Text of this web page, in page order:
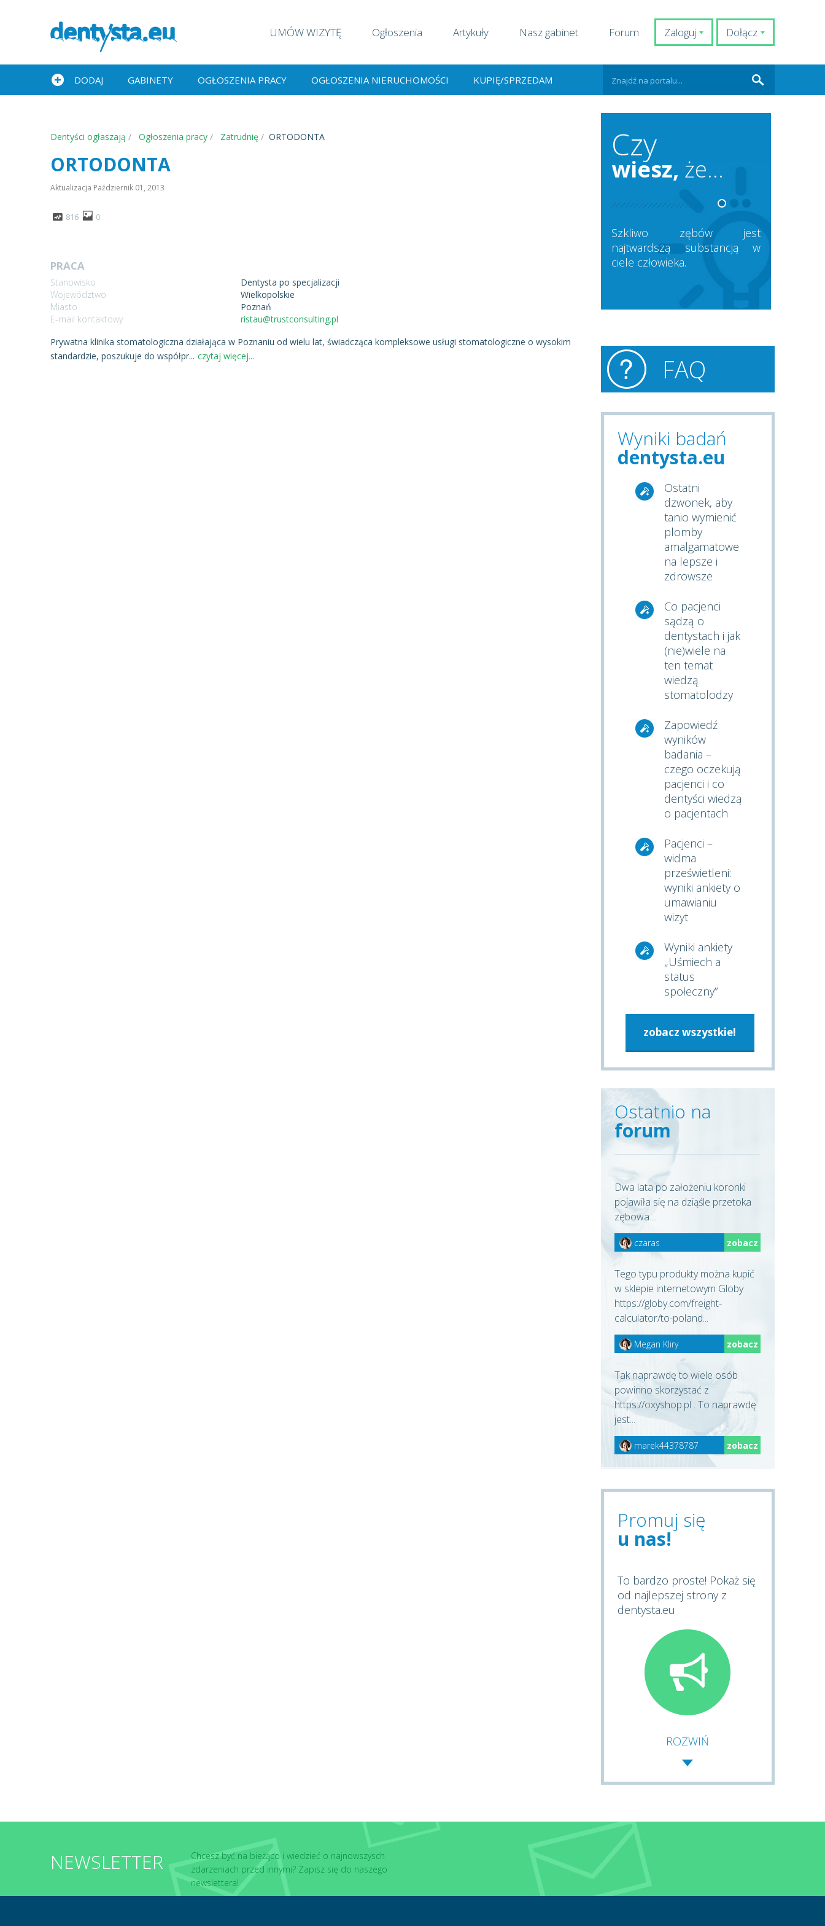
Dołącz
Zaloguj
UMÓW WIZYTĘ Ogłoszenia Artykuły Nasz gabinet Forum
DODAJ GABINETY OGŁOSZENIA PRACY OGŁOSZENIA NIERUCHOMOŚCI KUPIĘ/SPRZEDAM
Dentyści ogłaszają Ogłoszenia pracy Zatrudnię ORTODONTA
ORTODONTA
Aktualizacja Październik 01, 2013
816 0
PRACA
Stanowisko
Dentysta po specjalizacji
Województwo
Wielkopolskie
Miasto
Poznań
E-mail kontaktowy
ristau@trustconsulting.pl
Prywatna klinika stomatologiczna działająca w Poznaniu od wielu lat, świadcząca kompleksowe usługi stomatologiczne o wysokim
standardzie, poszukuje do współpr... czytaj więcej...
Czy
wiesz, że...
Szkliwo zębów jest
najtwardszą substancją w
ciele człowieka.
FAQ
Wyniki badań
dentysta.eu
Ostatni
dzwonek, aby
tanio wymienić
plomby
amalgamatowe
na lepsze i
zdrowsze
Co pacjenci
sądzą o
dentystach i jak
(nie)wiele na
ten temat
wiedzą
stomatolodzy
Zapowiedź
wyników
badania –
czego oczekują
pacjenci i co
dentyści wiedzą
o pacjentach
Pacjenci –
widma
prześwietleni:
wyniki ankiety o
umawianiu
wizyt
Wyniki ankiety
„Uśmiech a
status
społeczny”
zobacz wszystkie!
Ostatnio na
forum
Dwa lata po założeniu koronki
pojawiła się na dziąśle przetoka
zębowa....
czaras zobacz
Tego typu produkty można kupić
w sklepie internetowym Globy
https://globy.com/freight-
calculator/to-poland...
Megan Kliry zobacz
Tak naprawdę to wiele osób
powinno skorzystać z
https://oxyshop.pl . To naprawdę
jest...
marek44378787 zobacz
Promuj się
u nas!
To bardzo proste! Pokaż się
od najlepszej strony z
dentysta.eu
ROZWIŃ
NEWSLETTER
Chcesz być na bieżąco i wiedzieć o najnowszysch
zdarzeniach przed innymi? Zapisz się do naszego
newslettera!